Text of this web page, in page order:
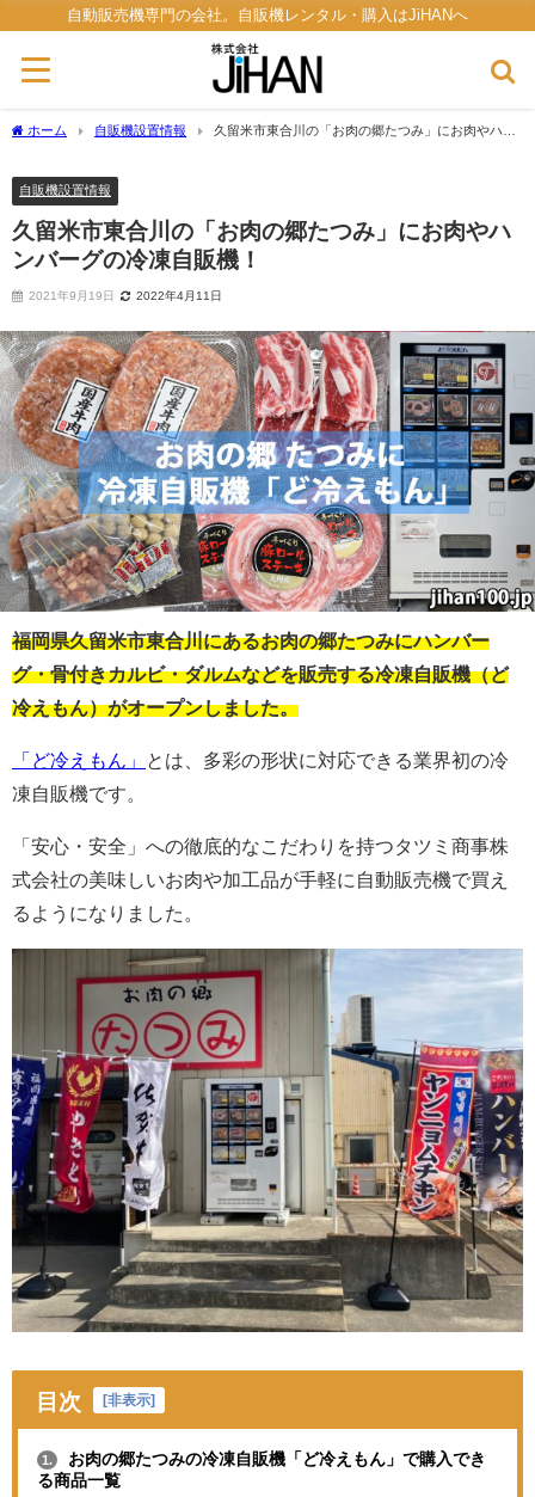
自動販売機専門の会社。自販機レンタル・購入はJiHANへ
ホーム 自販機設置情報
久留米市東合川の「お肉の郷たつみ」にお肉やハン
自販機設置情報
久留米市東合川の「お肉の郷たつみ」にお肉やハ
ンバーグの冷凍自販機！
2021年9月19日 2022年4月11日
福岡県久留米市東合川にあるお肉の郷たつみにハンバー
グ・骨付きカルビ・ダルムなどを販売する冷凍自販機（ど
冷えもん）がオープンしました。
「ど冷えもん」
とは、多彩の形状に対応できる業界初の冷
凍自販機です。
「安心・安全」への徹底的なこだわりを持つタツミ商事株
式会社の美味しいお肉や加工品が手軽に自動販売機で買え
るようになりました。
目次 非表示
1.
お肉の郷たつみの冷凍自販機「ど冷えもん」で購入でき
る商品一覧